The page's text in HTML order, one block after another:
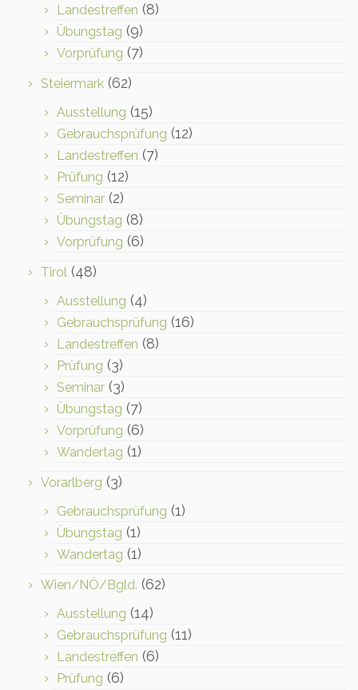
Landestreffen (8)
Übungstag (9)
Vorprüfung (7)
Steiermark (62)
Ausstellung (15)
Gebrauchsprüfung (12)
Landestreffen (7)
Prüfung (12)
Seminar (2)
Übungstag (8)
Vorprüfung (6)
Tirol (48)
Ausstellung (4)
Gebrauchsprüfung (16)
Landestreffen (8)
Prüfung (3)
Seminar (3)
Übungstag (7)
Vorprüfung (6)
Wandertag (1)
Vorarlberg (3)
Gebrauchsprüfung (1)
Übungstag (1)
Wandertag (1)
Wien/NÖ/Bgld. (62)
Ausstellung (14)
Gebrauchsprüfung (11)
Landestreffen (6)
Prüfung (6)